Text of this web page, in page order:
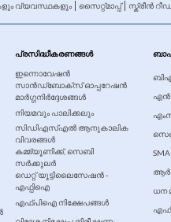
വ്യവസ്ഥകളും സൈറ്റ്മാപ്പ് സ്ക്രീൻ
പ്രസിദ്ധീകരണങ്ങൾ
ഇന്നൊവേഷൻ
സാൻഡ്ബോക്സ് ഓപ്പറേഷൻ
മാർഗ്ഗനിർദ്ദേശങ്ങൾ
നിയമവും പാലിക്കലും
സിഡിഎസ്എൽ ആനുകാലിക
വിവരങ്ങൾ
കമ്മ്യൂണിക്ക്, സെബി
സർക്കുലർ
ഡെറ്റ് യൂട്ടിലൈസേഷൻ -
എഫ്പിഐ
എഫ്‌പിഐ നിക്ഷേപങ്ങൾ
ധന